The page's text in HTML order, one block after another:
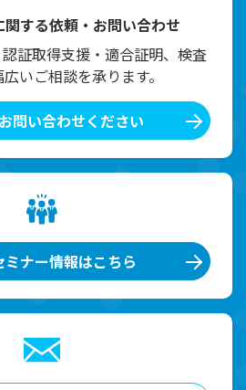
する依頼・お問い合わせ
証取得支援・適合証明、検査
いご相談を承ります。
問い合わせください
ミナー情報はこちら